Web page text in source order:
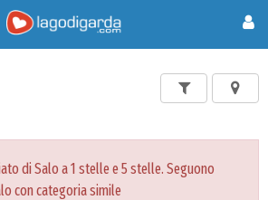
di Salo a 1 stelle e 5 stelle. Seguono
con categoria simile